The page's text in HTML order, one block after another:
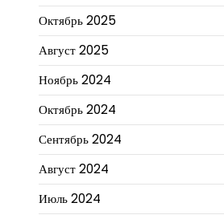
Октябрь 2025
Август 2025
Ноябрь 2024
Октябрь 2024
Сентябрь 2024
Август 2024
Июль 2024